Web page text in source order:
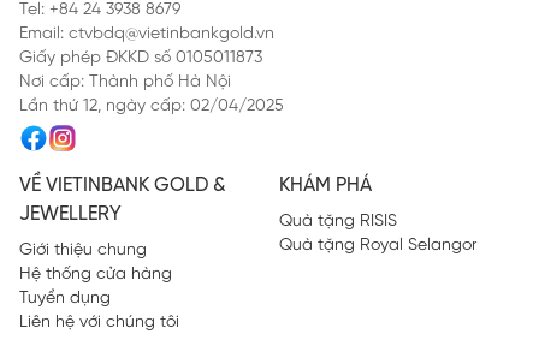
Tel: +84 24 3938 8679
Email: ctvbdq@vietinbankgold.vn
Giấy phép ĐKKD số 0105011873
Nơi cấp: Thành phố Hà Nội
Lần thứ 12, ngày cấp: 02/04/2025
VỀ VIETINBANK GOLD &
JEWELLERY
Giới thiệu chung
Hệ thống cửa hàng
Tuyển dụng
Liên hệ với chúng tôi
KHÁM PHÁ
Quà tặng RISIS
Quà tặng Royal Selangor